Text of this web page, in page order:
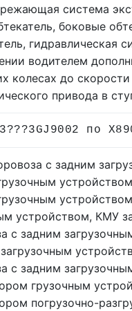
система
боковые
гидравлическая
водителем
колесах до
привода в
по
с задним
устройством, КМУ
с задним
с задним
грузочным
погрузочно-